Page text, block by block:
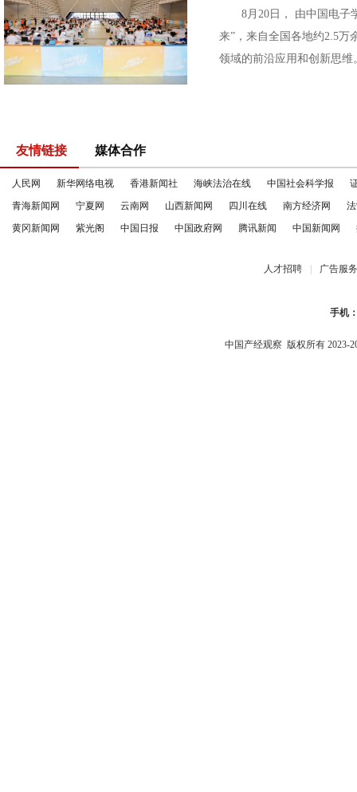
8月20日， 由中国电子学
来”，来自全国各地约2.5万
领域的前沿应用和创新思
友情链接 媒体合作
人民网 新华网络电视 香港新闻社 海峡法治在线 中国社会科学报
青海新闻网
宁夏网 云南网 山西新闻网 四川在线 南方经济网
黄冈新闻网
紫光阁 中国日报 中国政府网 腾讯新闻 中国新闻网
人才招聘 广告服务
手机
中国产经观察 版权所有 2023-